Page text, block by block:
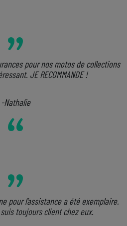
pour nos motos de collections
JE RECOMMANDE !
-Nathalie
pour l’assistance a été exemplaire.
toujours client chez eux.